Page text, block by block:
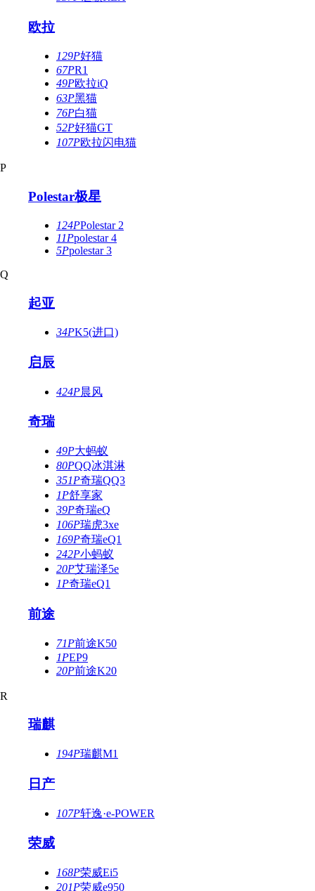
欧拉
129P好猫
67PR1
49P欧拉iQ
63P黑猫
76P白猫
52P好猫GT
107P欧拉闪电猫
P
Polestar极星
124PPolestar 2
11Ppolestar 4
5Ppolestar 3
Q
起亚
34PK5(进口)
启辰
424P晨风
奇瑞
49P大蚂蚁
80PQQ冰淇淋
351P奇瑞QQ3
1P舒享家
39P奇瑞eQ
106P瑞虎3xe
169P奇瑞eQ1
242P小蚂蚁
20P艾瑞泽5e
1P奇瑞eQ1
前途
71P前途K50
1PEP9
20P前途K20
R
瑞麒
194P瑞麒M1
日产
107P轩逸·e-POWER
荣威
168P荣威Ei5
201P荣威e950